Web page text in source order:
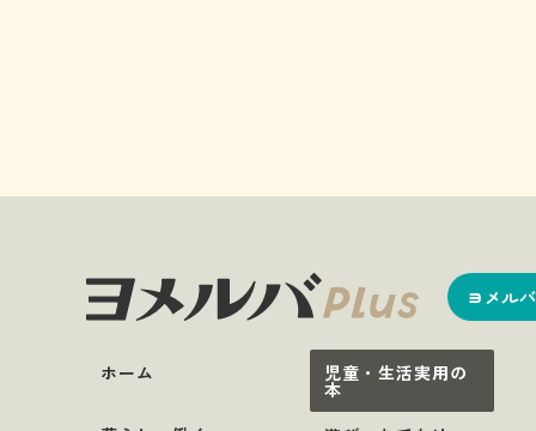
ヨメル
ホーム 児童・生活実用の
本